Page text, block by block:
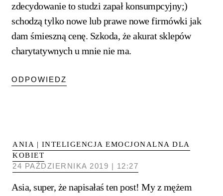
zdecydowanie to studzi zapał konsumpcyjny;)
schodzą tylko nowe lub prawe nowe firmówki jak
dam śmieszną cenę. Szkoda, że akurat sklepów
charytatywnych u mnie nie ma.
ODPOWIEDZ
ANIA | INTELIGENCJA EMOCJONALNA DLA
KOBIET
24 PAŹDZIERNIKA 2019 | 12:27
Asia, super, że napisałaś ten post! My z mężem